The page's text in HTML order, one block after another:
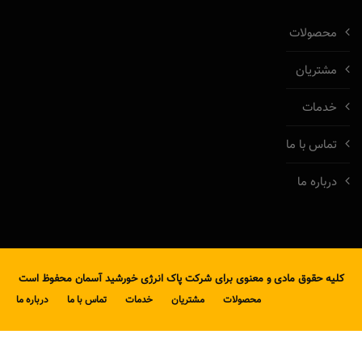
محصولات
مشتریان
خدمات
تماس با ما
درباره ما
کلیه حقوق مادی و معنوی برای شرکت پاک انرژی خورشید آسمان محفوظ است
محصولات مشتریان خدمات تماس با ما درباره ما